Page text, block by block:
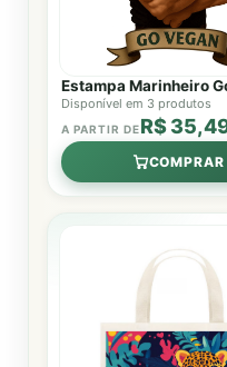
Estampa Marinheiro
Disponível em 3 produtos
A PARTIR DER$
COMPRAR